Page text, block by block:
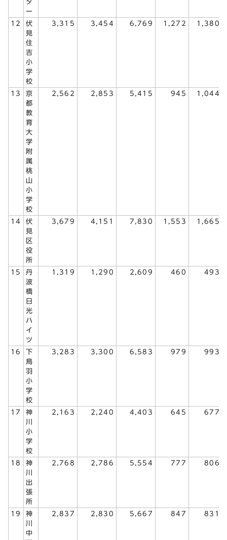
タ
ー
12
伏
見
住
吉
小
学
校
3,315 3,454 6,769 1,272 1,380
13
京
都
教
育
大
学
附
属
桃
山
小
学
校
2,562 2,853 5,415 945 1,044
14
伏
見
区
役
所
3,679 4,151 7,830 1,553 1,665
15
丹
波
橋
日
光
ハ
イ
ツ
1,319 1,290 2,609 460 493
16
下
鳥
羽
小
学
校
3,283 3,300 6,583 979 993
17
神
川
小
学
校
2,163 2,240 4,403 645 677
18
神
川
出
張
所
2,768 2,786 5,554 777 806
19
神
川
中
2,837 2,830 5,667 847 831